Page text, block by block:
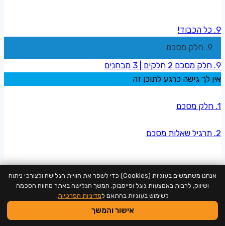
9. כל הכבוד!
9. חלק מסכם
9. חלק מסכם
2 חלקים
3 מבחנים
אין לך גישה כרגע לתוכן זה
1. חלק מסכם
2. תרגיל שאלות מסכם
4. ההישגים שלי
אנחנו משתמשים בעוגיות (Cookies) כדי לשפר את חוויית הגלישה ולצורכי ניתוח
ושיווק, לרבות באמצעות גוגל ופייסבוק. המשך הגלישה באתר מהווה הסכמה
לשימוש בעוגיות בהתאם למדיניות הפרטיות.
אישור והמשך